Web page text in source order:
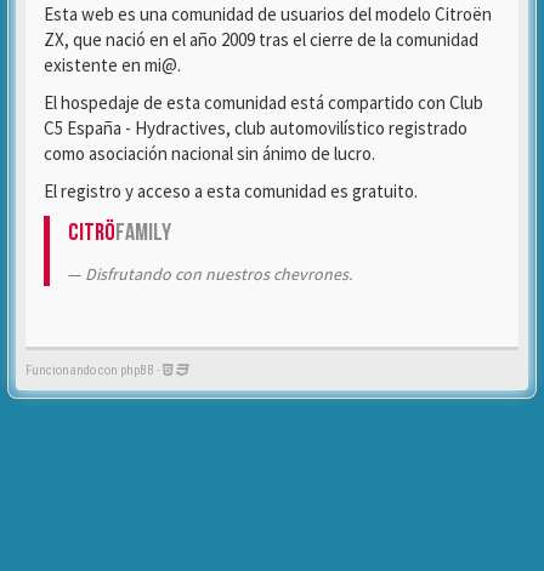
Esta web es una comunidad de usuarios del modelo Citroën
ZX, que nació en el año 2009 tras el cierre de la comunidad
existente en mi@.
El hospedaje de esta comunidad está compartido con Club
C5 España - Hydractives, club automovilístico registrado
como asociación nacional sin ánimo de lucro.
El registro y acceso a esta comunidad es gratuito.
CitröFamily
Disfrutando con nuestros chevrones.
Funcionando con phpBB -